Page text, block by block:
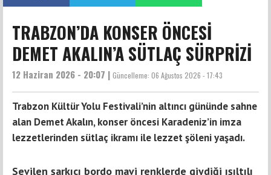
TRABZON’DA KONSER ÖNCESİ
DEMET AKALIN’A SÜTLAÇ SÜRPRİZİ
12 Haziran 2026 - 20:07 | Güncelleme: 06 Ağustos 2026 - 17:43
Trabzon Kültür Yolu Festivali’nin altıncı gününde sahne
alan Demet Akalın, konser öncesi Karadeniz’in imza
lezzetlerinden sütlaç ikramı ile lezzet şöleni yaşadı.
Sevilen şarkıcı bordo mavi renklerde giydiği ışıltılı